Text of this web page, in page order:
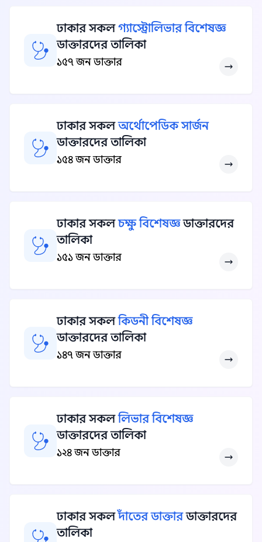
ঢাকার সকলগ্যাস্ট্রোলিভার বিশেষজ্ঞ
ডাক্তারদের তালিকা
১৫৭ জন ডাক্তার
ঢাকার সকলঅর্থোপেডিক সার্জন
ডাক্তারদের তালিকা
১৫৪ জন ডাক্তার
ঢাকার সকলচক্ষু বিশেষজ্ঞডাক্তারদের
তালিকা
১৫১ জন ডাক্তার
ঢাকার সকলকিডনী বিশেষজ্ঞ
ডাক্তারদের তালিকা
১৪৭ জন ডাক্তার
ঢাকার সকললিভার বিশেষজ্ঞ
ডাক্তারদের তালিকা
১২৪ জন ডাক্তার
ঢাকার সকলদাঁতের ডাক্তারডাক্তারদের
তালিকা